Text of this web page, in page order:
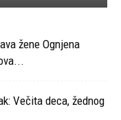
žene Ognjena
Večita deca, žednog